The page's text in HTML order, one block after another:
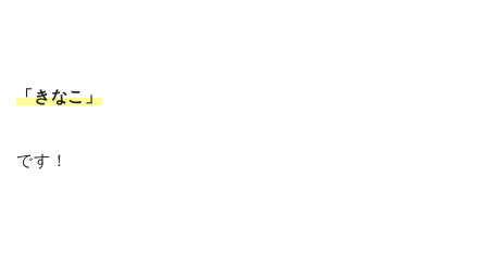
「きなこ」
です！